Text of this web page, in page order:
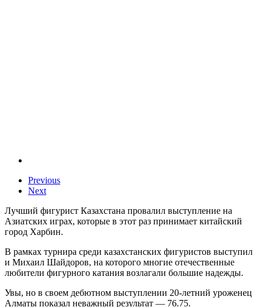
Previous
Next
Лучший фигурист Казахстана провалил выступление на
Азиатских играх, которые в этот раз принимает китайский
город Харбин.
В рамках турнира среди казахстанских фигуристов выступил
и Михаил Шайдоров, на которого многие отечественные
любители фигурного катания возлагали большие надежды.
Увы, но в своем дебютном выступлении 20-летний уроженец
Алматы показал неважный результат — 76.75.